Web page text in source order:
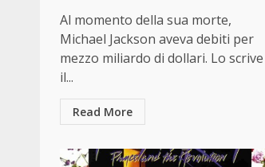
Al momento della sua morte,
Michael Jackson aveva debiti per
mezzo miliardo di dollari. Lo scrive
il...
Read More